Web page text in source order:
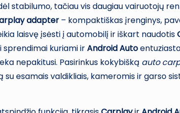
stabilumo, tačiau vis daugiau vairuotojų
adapter – kompaktiškas įrenginys,
laisvę įsėsti į automobilį ir iškart naudotis
sprendimai kuriami irAndroid Auto
nepakitusi. Pasirinkus kokybišką auto
esamais valdikliais, kameromis ir garso